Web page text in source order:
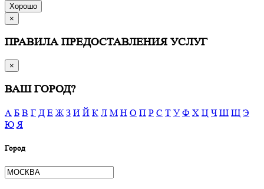
Хорошо
×
ПРАВИЛА ПРЕДОСТАВЛЕНИЯ УСЛУГ
×
ВАШ ГОРОД?
А Б В Г Д Е Ж З И Й К Л М Н О П Р С Т У Ф Х Ц Ч Ш Щ Э
Ю Я
Город